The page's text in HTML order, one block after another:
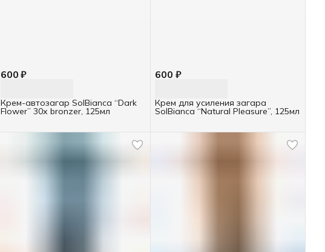
600 ₽
Крем-автозагар SolBianca “Dark
Flower” 30х bronzer, 125мл
600 ₽
Крем для усиления загара
SolBianca “Natural Pleasure”, 125мл